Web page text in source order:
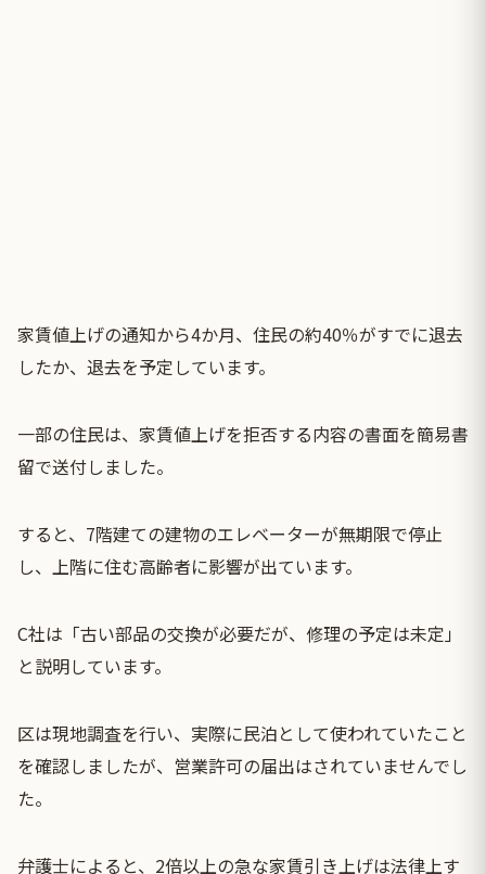
家賃値上げの通知から4か月、住民の約40％がすでに退去
したか、退去を予定しています。
一部の住民は、家賃値上げを拒否する内容の書面を簡易書
留で送付しました。
すると、7階建ての建物のエレベーターが無期限で停止
し、上階に住む高齢者に影響が出ています。
C社は「古い部品の交換が必要だが、修理の予定は未定」
と説明しています。
区は現地調査を行い、実際に民泊として使われていたこと
を確認しましたが、営業許可の届出はされていませんでし
た。
弁護士によると、2倍以上の急な家賃引き上げは法律上す